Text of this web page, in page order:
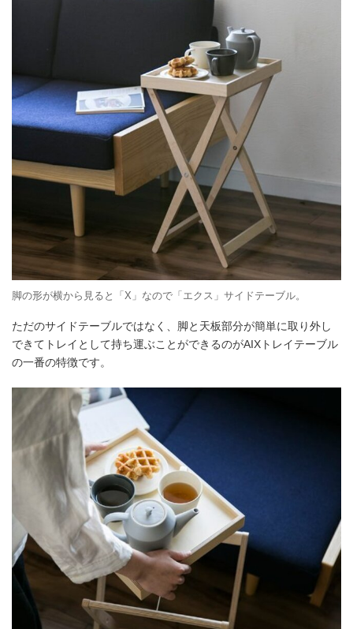
脚の形が横から見ると「X」なので「エクス」サイドテーブル。
ただのサイドテーブルではなく、脚と天板部分が簡単に取り外し
できてトレイとして持ち運ぶことができるのがAIXトレイテーブル
の一番の特徴です。